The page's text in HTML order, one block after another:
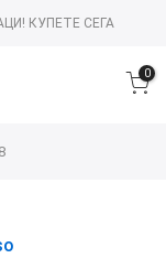
КУПЕТЕ СЕГА
0